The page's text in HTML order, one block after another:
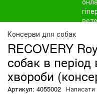
Консерви для собак
RECOVERY
собак в період
хвороби
Артикул: 4055002 Написати